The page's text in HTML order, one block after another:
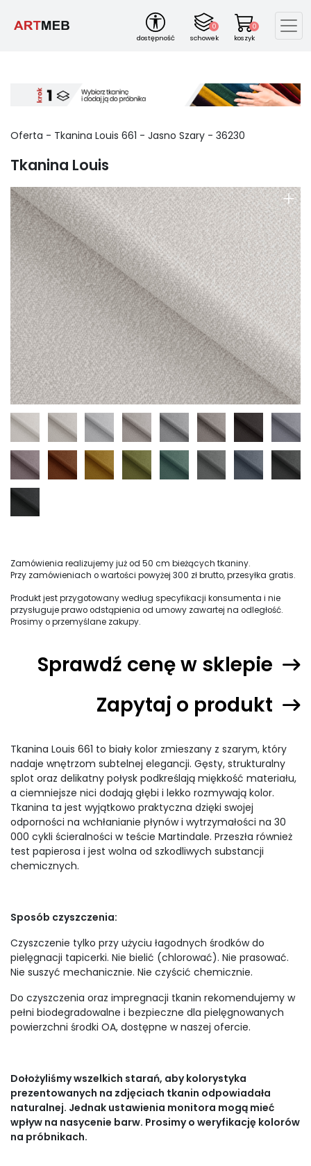
dostępność
0
schowek
0
koszyk
Oferta - Tkanina Louis 661 - Jasno Szary - 36230
Tkanina Louis
+
Zamówienia realizujemy już od 50 cm bieżących tkaniny.
Przy zamówieniach o wartości powyżej 300 zł brutto, przesyłka gratis.
Produkt jest przygotowany według specyfikacji konsumenta i nie
przysługuje prawo odstąpienia od umowy zawartej na odległość.
Prosimy o przemyślane zakupy.
Sprawdź cenę w sklepie
Zapytaj o produkt
Tkanina Louis 661 to biały kolor zmieszany z szarym, który
nadaje wnętrzom subtelnej elegancji. Gęsty, strukturalny
splot oraz delikatny połysk podkreślają miękkość materiału,
a ciemniejsze nici dodają głębi i lekko rozmywają kolor.
Tkanina ta jest wyjątkowo praktyczna dzięki swojej
odporności na wchłanianie płynów i wytrzymałości na 30
000 cykli ścieralności w teście Martindale. Przeszła również
test papierosa i jest wolna od szkodliwych substancji
chemicznych.
Sposób czyszczenia:
Czyszczenie tylko przy użyciu łagodnych środków do
pielęgnacji tapicerki. Nie bielić (chlorować). Nie prasować.
Nie suszyć mechanicznie. Nie czyścić chemicznie.
Do czyszczenia oraz impregnacji tkanin rekomendujemy w
pełni biodegradowalne i bezpieczne dla pielęgnowanych
powierzchni środki OA, dostępne w naszej ofercie.
Dołożyliśmy wszelkich starań, aby kolorystyka
prezentowanych na zdjęciach tkanin odpowiadała
naturalnej. Jednak ustawienia monitora mogą mieć
wpływ na nasycenie barw. Prosimy o weryfikację kolorów
na próbnikach.